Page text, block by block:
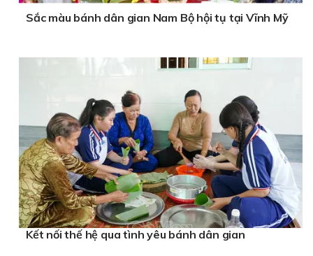
Sắc màu bánh dân gian Nam Bộ hội tụ tại Vĩnh Mỹ
Kết nối thế hệ qua tình yêu bánh dân gian